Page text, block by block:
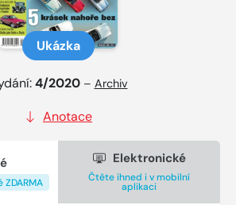
Ukázka
4/2020 – Archiv
Anotace
Elektronické
Čtěte ihned i v mobilní
aplikaci